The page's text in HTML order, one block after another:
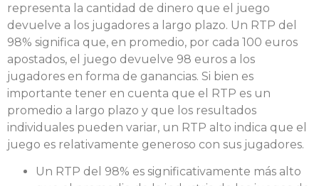
representa la cantidad de dinero que el juego
devuelve a los jugadores a largo plazo. Un RTP del
98% significa que, en promedio, por cada 100 euros
apostados, el juego devuelve 98 euros a los
jugadores en forma de ganancias. Si bien es
importante tener en cuenta que el RTP es un
promedio a largo plazo y que los resultados
individuales pueden variar, un RTP alto indica que el
juego es relativamente generoso con sus jugadores.
Un RTP del 98% es significativamente más alto